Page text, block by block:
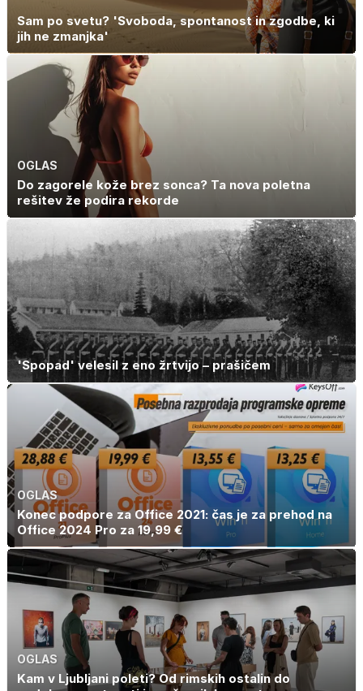
Sam po svetu? 'Svoboda, spontanost in zgodbe, ki
jih ne zmanjka'
OGLAS
Do zagorele kože brez sonca? Ta nova poletna
rešitev že podira rekorde
'Spopad' velesil z eno žrtvijo – prašičem
OGLAS
Konec podpore za Office 2021: čas je za prehod na
Office 2024 Pro za 19,99 €
OGLAS
Kam v Ljubljani poleti? Od rimskih ostalin do